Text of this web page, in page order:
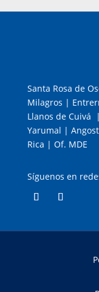
Santa Rosa de
Milagros |
Llanos de Cuivá
Yarumal |
Rica | Of. MDE
Síguenos en